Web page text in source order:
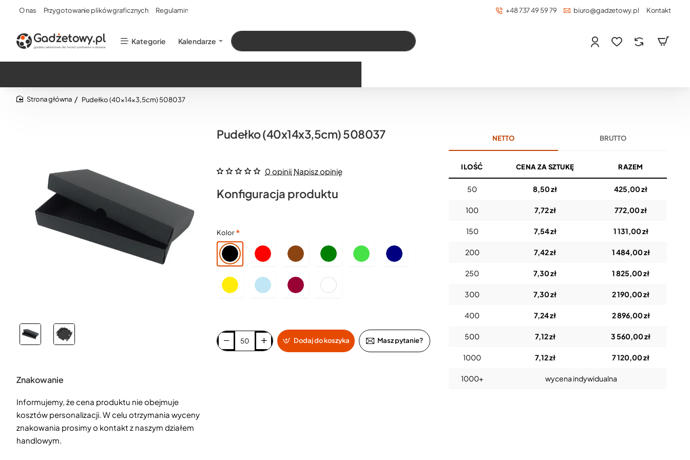
O nas Przygotowanie plików graficznych Regulamin +48 737 49 59 79 biuro@gadzetowy.pl Kontakt
Kategorie Kalendarze Szukaj…
Pudełko (40x14x3,5cm) 508037
Znakowanie
Informujemy, że cena produktu nie obejmuje
kosztów personalizacji. W celu otrzymania wyceny
znakowania prosimy o kontakt z naszym działem
handlowym.
Pudełko (40x14x3,5cm) 508037
0 opinii Napisz opinię
Konfiguracja produktu
Kolor
Dodaj do koszyka Masz pytanie?
NETTO BRUTTO
ILOŚĆ CENA ZA SZTUKĘ RAZEM
50 8,50 zł 425,00 zł
100 7,72 zł 772,00 zł
150 7,54 zł 1 131,00 zł
200 7,42 zł 1 484,00 zł
250 7,30 zł 1 825,00 zł
300 7,30 zł 2 190,00 zł
400 7,24 zł 2 896,00 zł
500 7,12 zł 3 560,00 zł
1000 7,12 zł 7 120,00 zł
1000+ wycena indywidualna